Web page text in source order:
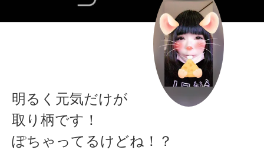
まこ
明るく元気だけが
取り柄です！
ぽちゃってるけどね！？